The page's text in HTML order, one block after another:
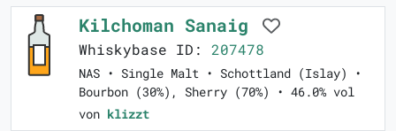
Kilchoman Sanaig
Whiskybase ID: 207478
NAS • Single Malt • Schottland (Islay) •
Bourbon (30%), Sherry (70%) • 46.0% vol
von klizzt